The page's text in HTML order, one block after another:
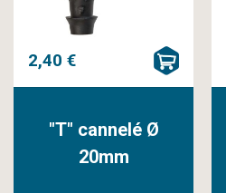
2,40 €
"T" cannelé Ø
20mm